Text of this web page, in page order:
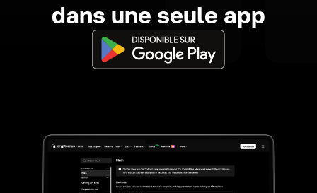
dans une seule app